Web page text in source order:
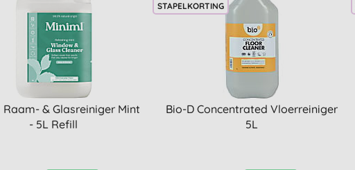
Raam- & Glasreiniger Mint
- 5L Refill
STAPELKORTING
Bio-D Concentrated Vloerreiniger
5L